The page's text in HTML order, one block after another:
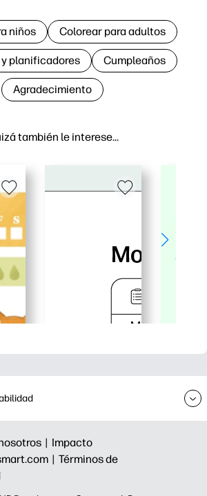
también le interese…
niños Colorear para adultos
planificadores Cumpleaños
Agradecimiento
| Impacto
| Términos de